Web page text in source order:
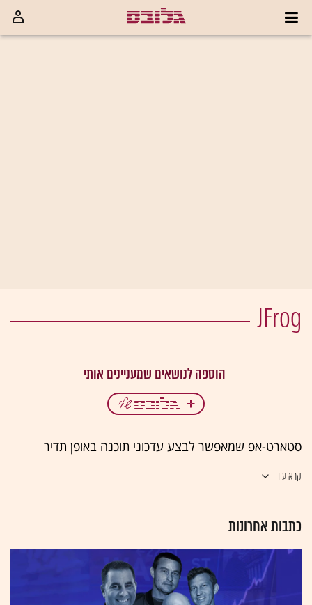
JFrog
סטארט-אפ שמאפשר לבצע עדכוני תוכנה באופן תדיר
קרא עוד
כתבות אחרונות